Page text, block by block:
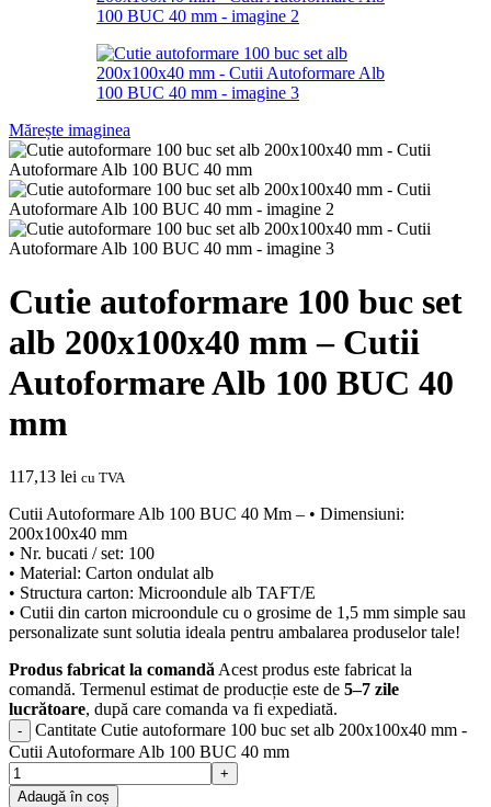
Mărește imaginea
Cutie autoformare 100 buc set
alb 200x100x40 mm – Cutii
Autoformare Alb 100 BUC 40
mm
117,13 lei cu TVA
Cutii Autoformare Alb 100 BUC 40 Mm – • Dimensiuni:
200x100x40 mm
• Nr. bucati / set: 100
• Material: Carton ondulat alb
• Structura carton: Microondule alb TAFT/E
• Cutii din carton microondule cu o grosime de 1,5 mm simple sau
personalizate sunt solutia ideala pentru ambalarea produselor tale!
Produs fabricat la comandăAcest produs este fabricat la
comandă. Termenul estimat de producție este de 5–7 zile
lucrătoare, după care comanda va fi expediată.
Cantitate Cutie autoformare 100 buc set alb 200x100x40 mm -
Cutii Autoformare Alb 100 BUC 40 mm
Adaugă în coș